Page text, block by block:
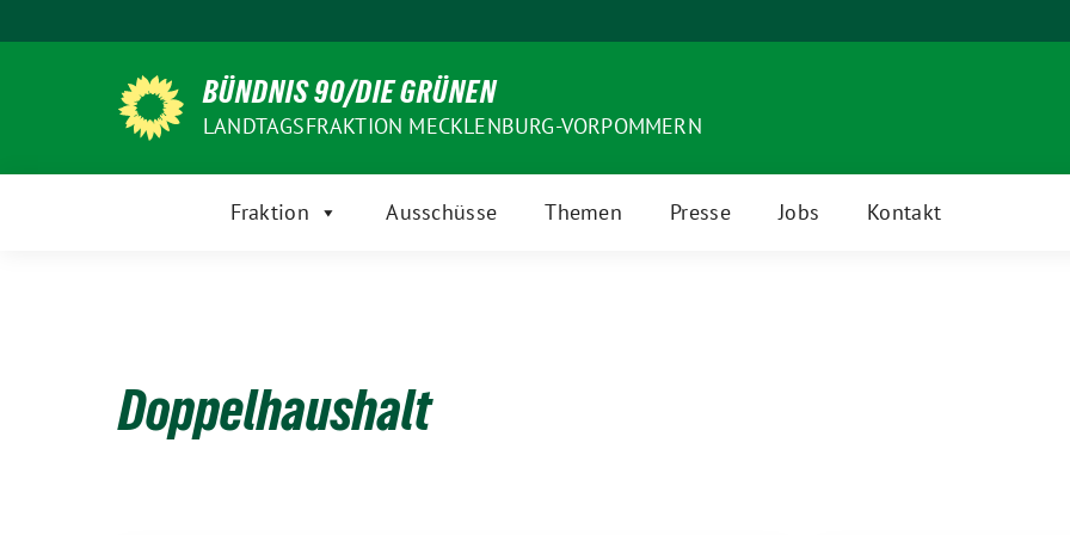
zum
BÜNDNIS 90/DIE GRÜNEN
LANDTAGSFRAKTION MECKLENBURG-VORPOMMERN
Fraktion Ausschüsse Themen Presse Jobs Kontakt
Doppelhaushalt